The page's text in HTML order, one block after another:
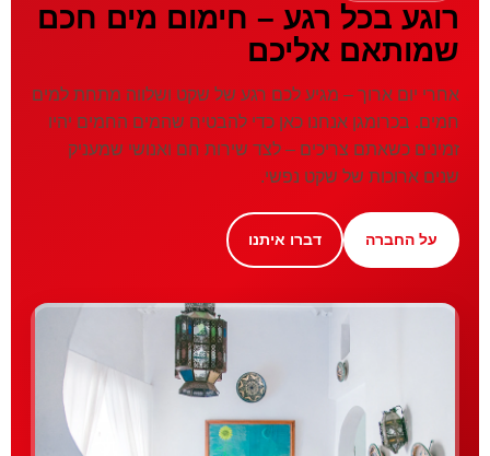
רוגע בכל רגע – חימום מים חכם
שמותאם אליכם
אחרי יום ארוך – מגיע לכם רגע של שקט ושלווה מתחת למים
חמים. בכרומגן אנחנו כאן כדי להבטיח שהמים החמים יהיו
זמינים כשאתם צריכים – לצד שירות חם ואנושי שמעניק
שנים ארוכות של שקט נפשי.
על החברה דברו איתנו